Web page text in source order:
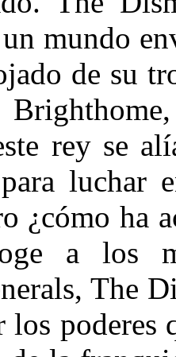
mundo
de su
rey se
luchar
¿cómo ha
a los
The
los